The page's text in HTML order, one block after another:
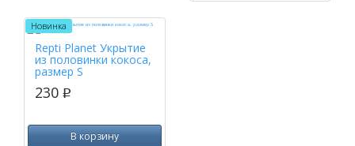
Новинка
Repti Planet Укрытие
из половинки кокоса,
размер S
230 p
В корзину